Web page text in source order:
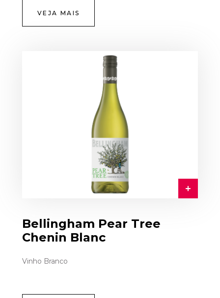
VEJA MAIS
Bellingham Pear Tree
Chenin Blanc
Vinho Branco